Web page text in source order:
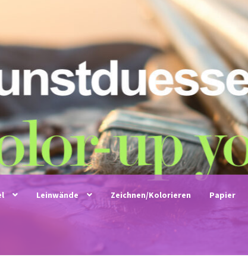
Leinwände Zeichnen/Kolorieren Papier